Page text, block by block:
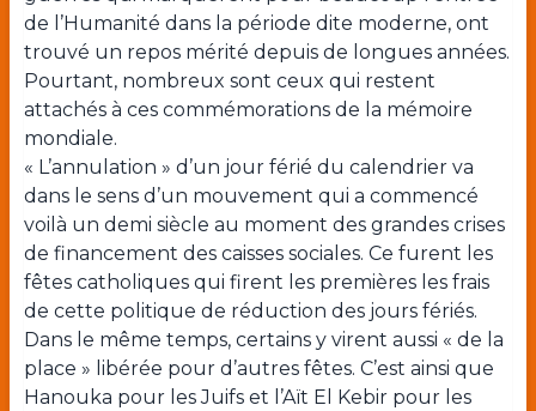
de l’Humanité dans la période dite moderne, ont
trouvé un repos mérité depuis de longues années.
Pourtant, nombreux sont ceux qui restent
attachés à ces commémorations de la mémoire
mondiale.
« L’annulation » d’un jour férié du calendrier va
dans le sens d’un mouvement qui a commencé
voilà un demi siècle au moment des grandes crises
de financement des caisses sociales. Ce furent les
fêtes catholiques qui firent les premières les frais
de cette politique de réduction des jours fériés.
Dans le même temps, certains y virent aussi « de la
place » libérée pour d’autres fêtes. C’est ainsi que
Hanouka pour les Juifs et l’Aït El Kebir pour les